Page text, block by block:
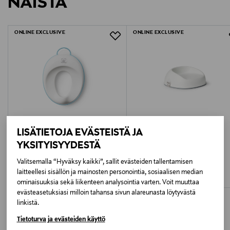
LISÄTIETOJA EVÄSTEISTÄ JA
YKSITYISYYDESTÄ
Valitsemalla “Hyväksy kaikki”, sallit evästeiden tallentamisen
laitteellesi sisällön ja mainosten personointia, sosiaalisen median
ominaisuuksia sekä liikenteen analysointia varten. Voit muuttaa
evästeasetuksiasi milloin tahansa sivun alareunasta löytyvästä
linkistä.
Tietoturva ja evästeiden käyttö
kaakelilla.
Samaan sarjaan on tietysti saatavilla wc-pytyn
Lisätietoja:
Koko: 36 cm x 35 cm x 31.5 cm
Tuotteen paino: 900 g
Tuote ei sisällä PVC:tä, BPA:ta, ftalaatteja, kadmiumia,
1388400
LUE TARKEMMAT PALAUTUSOHJEET
ONLINE EXCLUSIVE
BABYBJÖRN
BabyBjörn Wc-istuin (supistaja)
Original Price
39,00 €
ONLINE EXCLUSIVE
BABYBJÖRN
BabyBjörn koroke tuoliin
Original Price
44,00 €